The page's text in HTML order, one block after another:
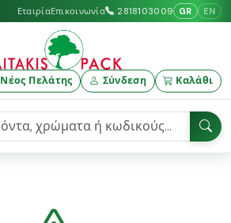
ΕταιρίαΕπικοινωνία 2818103009 GR EN
Νέος Πελάτης Σύνδεση Καλάθι